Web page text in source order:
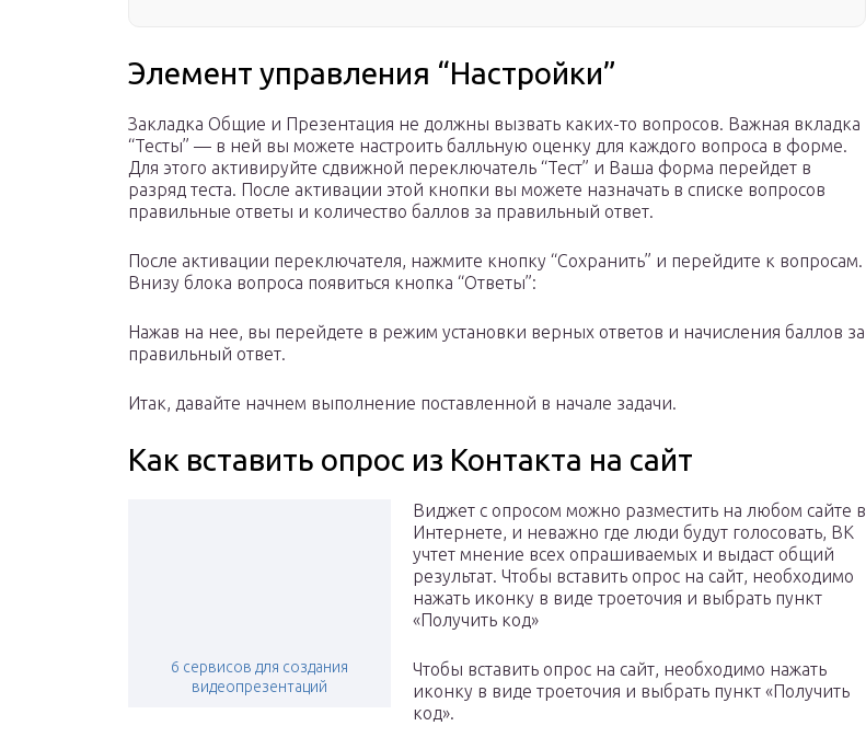
Элемент управления “Настройки”
Закладка Общие и Презентация не должны вызвать каких-то вопросов. Важная вкладка
“Тесты” — в ней вы можете настроить балльную оценку для каждого вопроса в форме.
Для этого активируйте сдвижной переключатель “Тест” и Ваша форма перейдет в
разряд теста. После активации этой кнопки вы можете назначать в списке вопросов
правильные ответы и количество баллов за правильный ответ.
После активации переключателя, нажмите кнопку “Сохранить” и перейдите к вопросам.
Внизу блока вопроса появиться кнопка “Ответы”:
Нажав на нее, вы перейдете в режим установки верных ответов и начисления баллов за
правильный ответ.
Итак, давайте начнем выполнение поставленной в начале задачи.
Как вставить опрос из Контакта на сайт
6 сервисов для создания
видеопрезентаций
Виджет с опросом можно разместить на любом сайте в
Интернете, и неважно где люди будут голосовать, ВК
учтет мнение всех опрашиваемых и выдаст общий
результат. Чтобы вставить опрос на сайт, необходимо
нажать иконку в виде троеточия и выбрать пункт
«Получить код»
Чтобы вставить опрос на сайт, необходимо нажать
иконку в виде троеточия и выбрать пункт «Получить
код».